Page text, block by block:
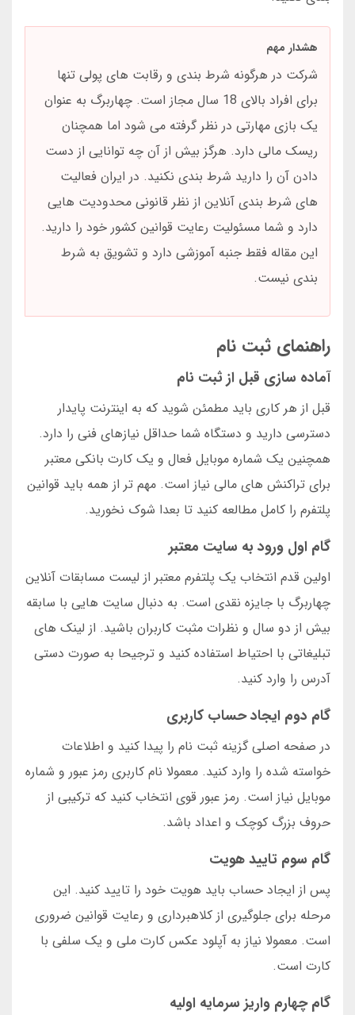
هشدار مهم
شرکت در هرگونه شرط بندی و رقابت های پولی تنها
برای افراد بالای 18 سال مجاز است. چهاربرگ به عنوان
یک بازی مهارتی در نظر گرفته می شود اما همچنان
ریسک مالی دارد. هرگز بیش از آن چه توانایی از دست
دادن آن را دارید شرط بندی نکنید. در ایران فعالیت
های شرط بندی آنلاین از نظر قانونی محدودیت هایی
دارد و شما مسئولیت رعایت قوانین کشور خود را دارید.
این مقاله فقط جنبه آموزشی دارد و تشویق به شرط
بندی نیست.
راهنمای ثبت نام
آماده سازی قبل از ثبت نام
قبل از هر کاری باید مطمئن شوید که به اینترنت پایدار
دسترسی دارید و دستگاه شما حداقل نیازهای فنی را دارد.
همچنین یک شماره موبایل فعال و یک کارت بانکی معتبر
برای تراکنش های مالی نیاز است. مهم تر از همه باید قوانین
پلتفرم را کامل مطالعه کنید تا بعدا شوک نخورید.
گام اول ورود به سایت معتبر
اولین قدم انتخاب یک پلتفرم معتبر از لیست مسابقات آنلاین
چهاربرگ با جایزه نقدی است. به دنبال سایت هایی با سابقه
بیش از دو سال و نظرات مثبت کاربران باشید. از لینک های
تبلیغاتی با احتیاط استفاده کنید و ترجیحا به صورت دستی
آدرس را وارد کنید.
گام دوم ایجاد حساب کاربری
در صفحه اصلی گزینه ثبت نام را پیدا کنید و اطلاعات
خواسته شده را وارد کنید. معمولا نام کاربری رمز عبور و شماره
موبایل نیاز است. رمز عبور قوی انتخاب کنید که ترکیبی از
حروف بزرگ کوچک و اعداد باشد.
گام سوم تایید هویت
پس از ایجاد حساب باید هویت خود را تایید کنید. این
مرحله برای جلوگیری از کلاهبرداری و رعایت قوانین ضروری
است. معمولا نیاز به آپلود عکس کارت ملی و یک سلفی با
کارت است.
گام چهارم واریز سرمایه اولیه